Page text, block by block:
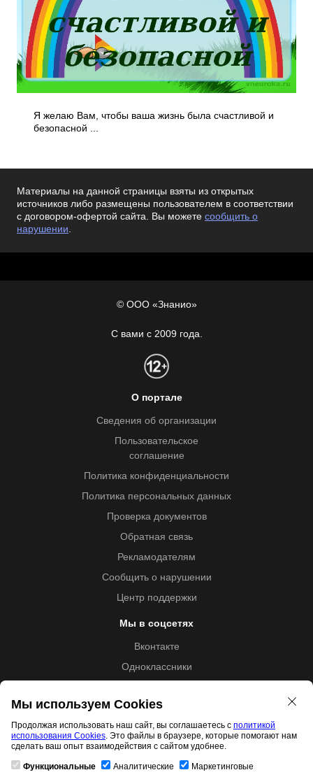
Я желаю Вам, чтобы ваша жизнь была счастливой и
безопасной ...
Материалы на данной страницы взяты из открытых
источников либо размещены пользователем в соответствии
с договором-офертой сайта. Вы можете сообщить о
нарушении.
© ООО «Знанио»
С вами с 2009 года.
О портале
Сведения об организации
Пользовательское
соглашение
Политика конфиденциальности
Политика персональных данных
Проверка документов
Обратная связь
Рекламодателям
Сообщить о нарушении
Центр поддержки
Мы в соцсетях
Вконтакте
Одноклассники
Образовательная лицензия №5257 от 09.09.2020 (Л035-
01253-67/00192487)
Мы используем Cookies
Продолжая использовать наш сайт, вы соглашаетесь с политикой
использования Cookies. Это файлы в браузере, которые помогают нам
сделать ваш опыт взаимодействия с сайтом удобнее.
Функциональные Аналитические Маркетинговые